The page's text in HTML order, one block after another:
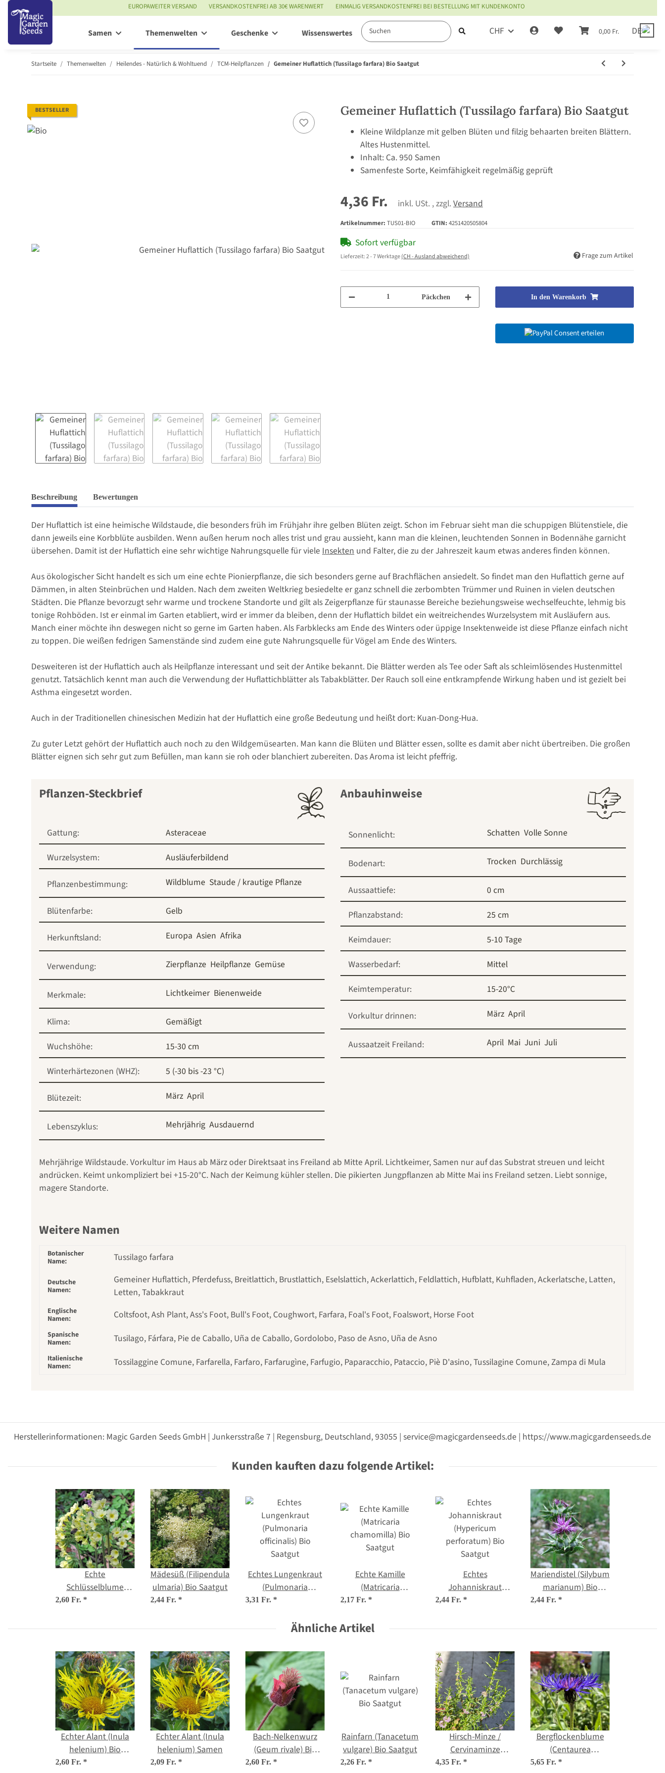
EUROPAWEITER VERSAND VERSANDKOSTENFREI AB 30€ WARENWERT EINMALIG VERSANDKOSTENFREI BEI BESTELLUNG MIT KUNDENKONTO
CHF 0,00 Fr. DE
Samen Themenwelten Geschenke Wissenswertes Service
Startseite Themenwelten Heilendes - Natürlich & Wohltuend TCM-Heilpflanzen Gemeiner Huflattich (Tussilago farfara) Bio Saatgut
BESTSELLER Gemeiner Huflattich (Tussilago farfara) Bio Saatgut
Kleine Wildplanze mit gelben Blüten und filzig behaarten breiten Blättern.
Altes Hustenmittel.
Inhalt: Ca. 950 Samen
Samenfeste Sorte, Keimfähigkeit regelmäßig geprüft
4,36 Fr. inkl. USt. , zzgl. Versand
Artikelnummer: TUS01-BIO GTIN: 4251420505804
Sofort verfügbar
Lieferzeit:2 - 7 Werktage(CH - Ausland abweichend) Frage zum Artikel
Päckchen In den Warenkorb
Consent erteilen
Beschreibung Bewertungen
Der Huflattich ist eine heimische Wildstaude, die besonders früh im Frühjahr ihre gelben Blüten zeigt. Schon im Februar sieht man die schuppigen Blütenstiele, die
dann jeweils eine Korbblüte ausbilden. Wenn außen herum noch alles trist und grau aussieht, kann man die kleinen, leuchtenden Sonnen in Bodennähe garnicht
übersehen. Damit ist der Huflattich eine sehr wichtige Nahrungsquelle für viele Insekten und Falter, die zu der Jahreszeit kaum etwas anderes finden können.
Aus ökologischer Sicht handelt es sich um eine echte Pionierpflanze, die sich besonders gerne auf Brachflächen ansiedelt. So findet man den Huflattich gerne auf
Dämmen, in alten Steinbrüchen und Halden. Nach dem zweiten Weltkrieg besiedelte er ganz schnell die zerbombten Trümmer und Ruinen in vielen deutschen
Städten. Die Pflanze bevorzugt sehr warme und trockene Standorte und gilt als Zeigerpflanze für staunasse Bereiche beziehungsweise wechselfeuchte, lehmig bis
tonige Rohböden. Ist er einmal im Garten etabliert, wird er immer da bleiben, denn der Huflattich bildet ein weitreichendes Wurzelsystem mit Ausläufern aus.
Manch einer möchte ihn deswegen nicht so gerne im Garten haben. Als Farbklecks am Ende des Winters oder üppige Insektenweide ist diese Pflanze einfach nicht
zu toppen. Die weißen fedrigen Samenstände sind zudem eine gute Nahrungsquelle für Vögel am Ende des Winters.
Desweiteren ist der Huflattich auch als Heilpflanze interessant und seit der Antike bekannt. Die Blätter werden als Tee oder Saft als schleimlösendes Hustenmittel
genutzt. Tatsächlich kennt man auch die Verwendung der Huflattichblätter als Tabakblätter. Der Rauch soll eine entkrampfende Wirkung haben und ist gezielt bei
Asthma eingesetzt worden.
Auch in der Traditionellen chinesischen Medizin hat der Huflattich eine große Bedeutung und heißt dort: Kuan-Dong-Hua.
Zu guter Letzt gehört der Huflattich auch noch zu den Wildgemüsearten. Man kann die Blüten und Blätter essen, sollte es damit aber nicht übertreiben. Die großen
Blätter eignen sich sehr gut zum Befüllen, man kann sie roh oder blanchiert zubereiten. Das Aroma ist leicht pfeffrig.
Pflanzen-Steckbrief
Gattung:
Asteraceae
Wurzelsystem:
Ausläuferbildend
Pflanzenbestimmung: Wildblume Staude / krautige Pflanze
Blütenfarbe: Gelb
Herkunftsland: Europa Asien Afrika
Verwendung: Zierpflanze Heilpflanze Gemüse
Merkmale: Lichtkeimer Bienenweide
Klima:
Gemäßigt
Wuchshöhe:
15-30 cm
Winterhärtezonen (WHZ):
5 (-30 bis -23 °C)
Blütezeit: März April
Lebenszyklus: Mehrjährig Ausdauernd
Anbauhinweise
Sonnenlicht: Schatten Volle Sonne
Bodenart: Trocken Durchlässig
Aussaattiefe:
0 cm
Pflanzabstand:
25 cm
Keimdauer:
5-10 Tage
Wasserbedarf:
Mittel
Keimtemperatur:
15-20°C
Vorkultur drinnen: März April
Aussaatzeit Freiland: April Mai Juni Juli
Mehrjährige Wildstaude. Vorkultur im Haus ab März oder Direktsaat ins Freiland ab Mitte April. Lichtkeimer, Samen nur auf das Substrat streuen und leicht
andrücken. Keimt unkompliziert bei +15-20°C. Nach der Keimung kühler stellen. Die pikierten Jungpflanzen ab Mitte Mai ins Freiland setzen. Liebt sonnige,
magere Standorte.
Weitere Namen
Botanischer
Name:
Tussilago farfara
Deutsche
Namen:
Gemeiner Huflattich, Pferdefuss, Breitlattich, Brustlattich, Eselslattich, Ackerlattich, Feldlattich, Hufblatt, Kuhfladen, Ackerlatsche, Latten,
Letten, Tabakkraut
Englische
Namen:
Coltsfoot, Ash Plant, Ass's Foot, Bull's Foot, Coughwort, Farfara, Foal's Foot, Foalswort, Horse Foot
Spanische
Namen:
Tusilago, Fárfara, Pie de Caballo, Uña de Caballo, Gordolobo, Paso de Asno, Uña de Asno
Italienische
Namen:
Tossilaggine Comune, Farfarella, Farfaro, Farfarugìne, Farfugio, Paparacchio, Pataccio, Piè D'asino, Tussilagine Comune, Zampa di Mula
Herstellerinformationen: Magic Garden Seeds GmbH | Junkersstraße 7 | Regensburg, Deutschland, 93055 | service@magicgardenseeds.de | https://www.magicgardenseeds.de
Kunden kauften dazu folgende Artikel:
Echte
Schlüsselblume
(Primula veris) Bio
2,60 Fr. *
Mädesüß (Filipendula
ulmaria) Bio Saatgut
2,44 Fr. *
Echtes Lungenkraut
(Pulmonaria
officinalis) Bio
3,31 Fr. *
Echte Kamille
(Matricaria
chamomilla) Bio
2,17 Fr. *
Echtes
Johanniskraut
(Hypericum
Saatgut
2,44 Fr. *
Mariendistel (Silybum
marianum) Bio
Saatgut
2,44 Fr. *
Ähnliche Artikel
Echter Alant (Inula
helenium) Bio
Saatgut
2,60 Fr. *
Echter Alant (Inula
helenium) Samen
2,09 Fr. *
Bach-Nelkenwurz
(Geum rivale) Bio
Saatgut
2,60 Fr. *
Rainfarn (Tanacetum
vulgare) Bio Saatgut
2,26 Fr. *
Hirsch-Minze /
Cervinaminze
(Mentha cervina) Bio
4,35 Fr. *
Bergflockenblume
(Centaurea
montana) Bio
5,65 Fr. *